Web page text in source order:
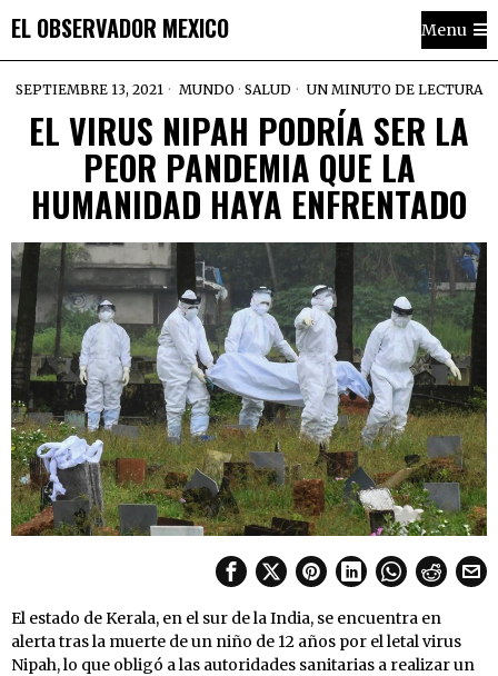
EL OBSERVADOR MEXICO Menu
SEPTIEMBRE 13, 2021 MUNDO · SALUD UN MINUTO DE LECTURA
EL VIRUS NIPAH PODRÍA SER LA
PEOR PANDEMIA QUE LA
HUMANIDAD HAYA ENFRENTADO
El estado de Kerala, en el sur de la India, se encuentra en
alerta tras la muerte de un niño de 12 años por el letal virus
Nipah, lo que obligó a las autoridades sanitarias a realizar un